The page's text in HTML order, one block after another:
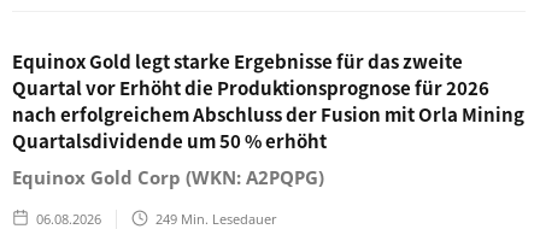
Equinox Gold legt starke Ergebnisse für das zweite
Quartal vor Erhöht die Produktionsprognose für 2026
nach erfolgreichem Abschluss der Fusion mit Orla Mining
Quartalsdividende um 50 % erhöht
Equinox Gold Corp (WKN: A2PQPG)
06.08.2026 249 Min. Lesedauer